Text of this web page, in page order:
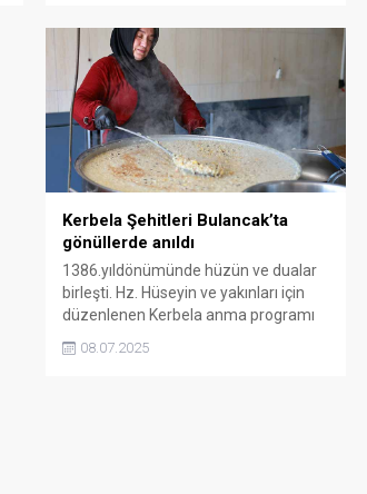
Kerbela Şehitleri Bulancak’ta
gönüllerde anıldı
1386.yıldönümünde hüzün ve dualar
birleşti. Hz. Hüseyin ve yakınları için
düzenlenen Kerbela anma programı
08.07.2025